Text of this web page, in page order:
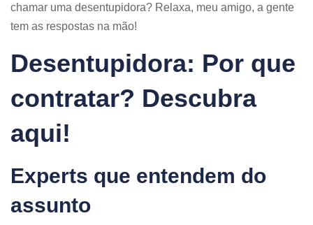
chamar uma desentupidora? Relaxa, meu amigo, a gente
tem as respostas na mão!
Desentupidora: Por que
contratar? Descubra
aqui!
Experts que entendem do
assunto